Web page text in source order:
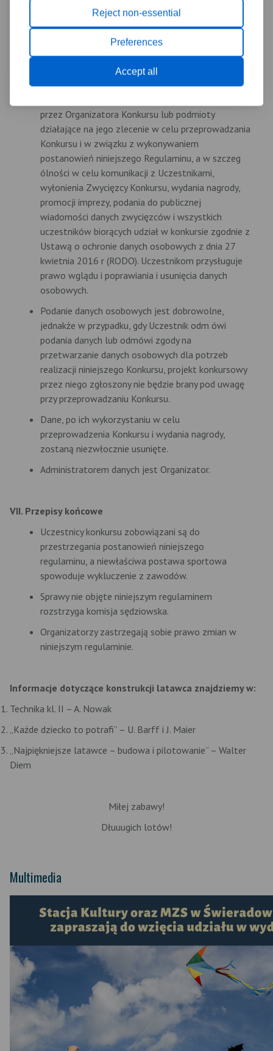
Reject non-essential
Preferences
Accept all
Wzięcie udziału w Konkursie jest r ównoznaczne z
wyrażeniem zgody na wykorzystanie danych
ust. 2 Rozporządzenia Parlamentu Europejskiego i
przez Organizatora Konkursu lub podmioty
działające na jego zlecenie w celu przeprowadzania
Konkursu i w związku z wykonywaniem
postanowień niniejszego Regulaminu, a w szczeg
ólności w celu komunikacji z Uczestnikami,
wyłonienia Zwycięzcy Konkursu, wydania nagrody,
promocji imprezy, podania do publicznej
wiadomości danych zwycięzców i wszystkich
uczestników biorących udział w konkursie zgodnie z
Ustawą o ochronie danych osobowych z dnia 27
kwietnia 2016 r (RODO). Uczestnikom przysługuje
prawo wglądu i poprawiania i usunięcia danych
osobowych.
Podanie danych osobowych jest dobrowolne,
jednakże w przypadku, gdy Uczestnik odm ówi
podania danych lub odmówi zgody na
przetwarzanie danych osobowych dla potrzeb
realizacji niniejszego Konkursu, projekt konkursowy
przez niego zgłoszony nie będzie brany pod uwagę
przy przeprowadzaniu Konkursu.
Dane, po ich wykorzystaniu w celu
przeprowadzenia Konkursu i wydania nagrody,
zostaną niezwłocznie usunięte.
Administratorem danych jest Organizator.
VII. Przepisy końcowe
Uczestnicy konkursu zobowiązani są do
przestrzegania postanowień niniejszego
regulaminu, a niewłaściwa postawa sportowa
spowoduje wykluczenie z zawodów.
Sprawy nie objęte niniejszym regulaminem
rozstrzyga komisja sędziowska.
Organizatorzy zastrzegają sobie prawo zmian w
niniejszym regulaminie.
Informacje dotyczące konstrukcji latawca znajdziemy w:
Technika kl. II – A. Nowak
„Każde dziecko to potrafi” – U. Barff i J. Maier
„Najpiękniejsze latawce – budowa i pilotowanie” – Walter
Diem
Miłej zabawy!
Dłuuugich lotów!
Multimedia